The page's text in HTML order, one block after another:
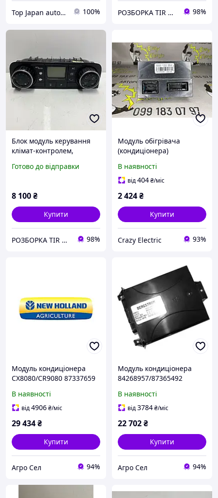
Top Japan autoparts 100% РОЗБОРКА TIR CENTER 98%
Блок модуль керування
клімат-контролем,
ТГС ТГХ б/в MAN TGS TGX
Готово до відправки
8 100₴
Купити
РОЗБОРКА TIR CENTER 98%
Модуль обігрівача
(кондиціонера)
В наявності
від404₴/міс
2 424₴
Купити
Crazy Electric 93%
Модуль кондиціонера
CX8080/CR9080 87337659
В наявності
від4906₴/міс
29 434₴
Купити
Агро Сел 94%
Модуль кондиціонера
84268957/87365492
50/CX/CR/Mag.310
47894413
В наявності
від3784₴/міс
22 702₴
Купити
Агро Сел 94%